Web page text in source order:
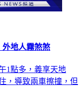
外地人霧煞煞
1點多，義享天地
，導致兩車擦撞，但